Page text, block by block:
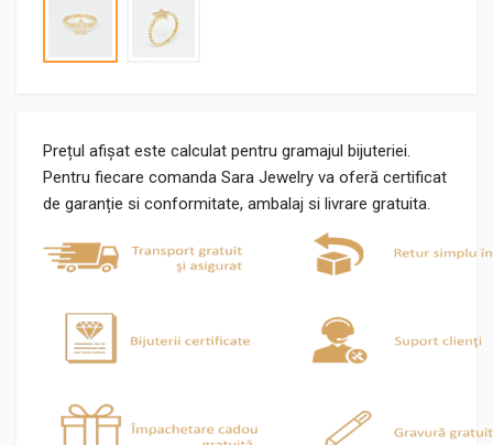
Prețul afișat este calculat pentru gramajul bijuteriei.
Pentru fiecare comanda Sara Jewelry va oferă certificat
de garanție si conformitate, ambalaj si livrare gratuita.